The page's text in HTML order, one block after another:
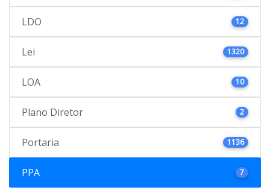
LDO 12
Lei 1320
LOA 10
Plano Diretor 2
Portaria 1136
PPA 7